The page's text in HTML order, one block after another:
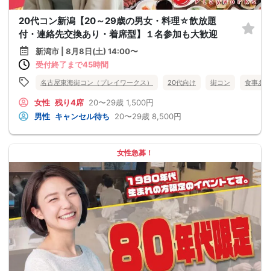
20代コン新潟【20～29歳の男女・料理☆飲放題
付・連絡先交換あり・着席型】１名参加も大歓迎
新潟市 | 8月8日(土) 14:00〜
受付終了まで45時間
名古屋東海街コン（プレイワークス） 20代向け 街コン 食事あ
女性 残り4席 20〜29歳 1,500円
男性 キャンセル待ち 20〜29歳 8,500円
女性急募！